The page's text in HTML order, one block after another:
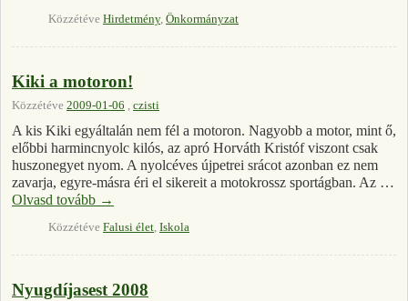
Közzétéve Hirdetmény, Önkormányzat
Kiki a motoron!
Közzétéve 2009-01-06 , czisti
A kis Kiki egyáltalán nem fél a motoron. Nagyobb a motor, mint ő,
előbbi harmincnyolc kilós, az apró Horváth Kristóf viszont csak
huszonegyet nyom. A nyolcéves újpetrei srácot azonban ez nem
zavarja, egyre-másra éri el sikereit a motokrossz sportágban. Az …
Olvasd tovább →
Közzétéve Falusi élet, Iskola
Nyugdíjasest 2008